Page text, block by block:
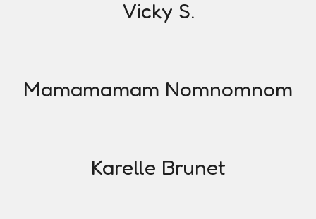
Vicky S.
Mamamamam Nomnomnom
Karelle Brunet